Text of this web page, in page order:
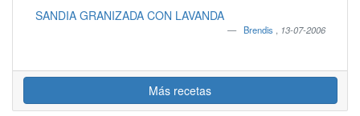
SANDIA GRANIZADA CON LAVANDA
Brendis 13-07-2006
Más recetas